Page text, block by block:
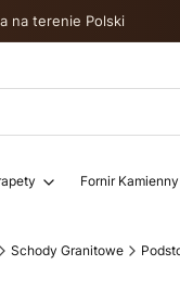
na terenie Polski
Fornir Kamienny
Schody Granitowe